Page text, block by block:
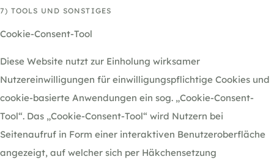
7) TOOLS UND SONSTIGES
Cookie-Consent-Tool
Diese Website nutzt zur Einholung wirksamer
Nutzereinwilligungen für einwilligungspflichtige Cookies und
cookie-basierte Anwendungen ein sog. „Cookie-Consent-
Tool“. Das „Cookie-Consent-Tool“ wird Nutzern bei
Seitenaufruf in Form einer interaktiven Benutzeroberfläche
angezeigt, auf welcher sich per Häkchensetzung